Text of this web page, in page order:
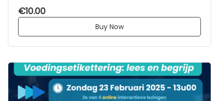
€10.00
Buy Now